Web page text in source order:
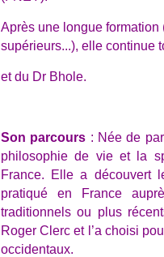
Après une longue
supérieurs...), elle continue
et du Dr Bhole.
Son parcours : Née de
philosophie de vie et la
France. Elle a découvert
pratiqué en France
traditionnels ou plus
Roger Clerc et l’a choisi
occidentaux.